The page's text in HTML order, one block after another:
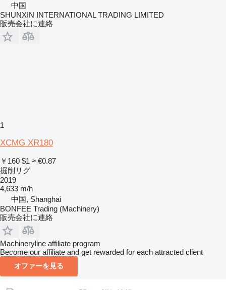
中国
SHUNXIN INTERNATIONAL TRADING LIMITED
販売会社に連絡
1
XCMG XR180
￥160 $1 ≈ €0.87
掘削リグ
2019
4,633 m/h
中国, Shanghai
BONFEE Trading (Machinery)
販売会社に連絡
Machineryline affiliate program
Become our affiliate and get rewarded for each attracted client
オファーを見る